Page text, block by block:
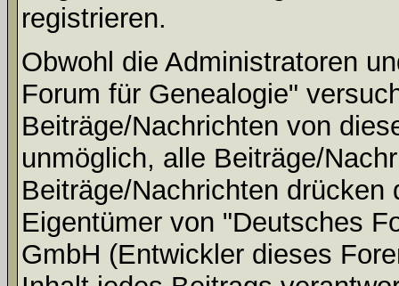
registrieren.
Obwohl die Administratoren
Forum für Genealogie"
Beiträge/Nachrichten von
unmöglich, alle Beiträge/
Beiträge/Nachrichten
Eigentümer von "Deutsches
GmbH (Entwickler dieses